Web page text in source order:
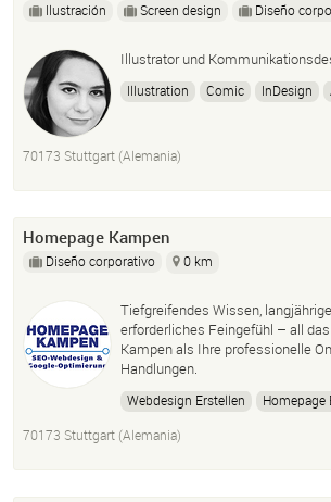
Ilustración Screen design Diseño
Illustrator und
Illustration Comic InDesign
70173 Stuttgart (Alemania)
Homepage Kampen
Diseño corporativo 0 km
Tiefgreifendes Wissen,
erforderliches Feingefühl – all
Kampen als Ihre professionelle
Handlungen.
Webdesign Erstellen
Homepage
Webseiten Erstellen
70173 Stuttgart (Alemania)